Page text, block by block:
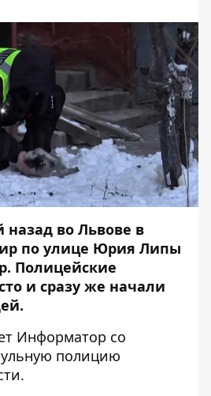
назад во Львове в
по улице Юрия Липы
Полицейские
и сразу же начали
Информатор со
полицию
.